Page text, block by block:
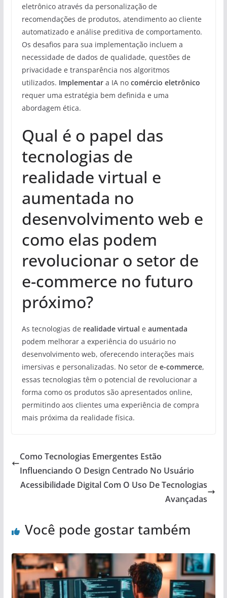
eletrônico através da personalização de
recomendações de produtos, atendimento ao cliente
automatizado e análise preditiva de comportamento.
Os desafios para sua implementação incluem a
necessidade de dados de qualidade, questões de
privacidade e transparência nos algoritmos
utilizados. Implementara IA no comércio eletrônico
requer uma estratégia bem definida e uma
abordagem ética.
Qual é o papel das
tecnologias de
realidade virtual e
aumentada no
desenvolvimento web e
como elas podem
revolucionar o setor de
e-commerce no futuro
próximo?
As tecnologias de realidade virtual e aumentada
podem melhorar a experiência do usuário no
desenvolvimento web, oferecendo interações mais
imersivas e personalizadas. No setor de e-commerce,
essas tecnologias têm o potencial de revolucionar a
forma como os produtos são apresentados online,
permitindo aos clientes uma experiência de compra
mais próxima da realidade física.
Como Tecnologias Emergentes Estão
Influenciando O Design Centrado No Usuário
Acessibilidade Digital Com O Uso De Tecnologias
Avançadas
Você pode gostar também